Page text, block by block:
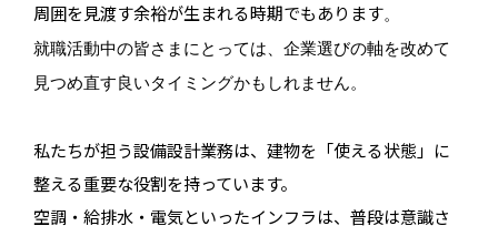
周囲を見渡す余裕が生まれる時期でもあります。
就職活動中の皆さまにとっては、企業選びの軸を改めて
見つめ直す良いタイミングかもしれません。
私たちが担う設備設計業務は、建物を「使える状態」に
整える重要な役割を持っています。
空調・給排水・電気といったインフラは、普段は意識さ